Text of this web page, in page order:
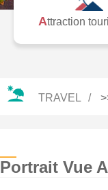
Attraction
TRAVEL
Portrait Vue